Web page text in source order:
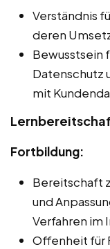
Verständnis
deren
Bewusstsein
Datenschutz
mit
Fortbildung:
Bereitschaft
und
Verfahren im
Offenheit für